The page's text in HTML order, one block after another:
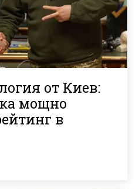
от Киев:
мощно
в